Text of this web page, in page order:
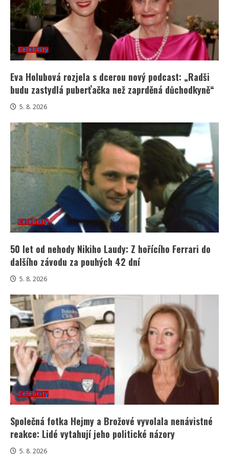
Celebrity
Eva Holubová rozjela s dcerou nový podcast: „Radši
budu zastydlá puberťačka než zaprděná důchodkyně“
5. 8. 2026
Celebrity
50 let od nehody Nikiho Laudy: Z hořícího Ferrari do
dalšího závodu za pouhých 42 dní
5. 8. 2026
Celebrity
Společná fotka Hejmy a Brožové vyvolala nenávistné
reakce: Lidé vytahují jeho politické názory
5. 8. 2026